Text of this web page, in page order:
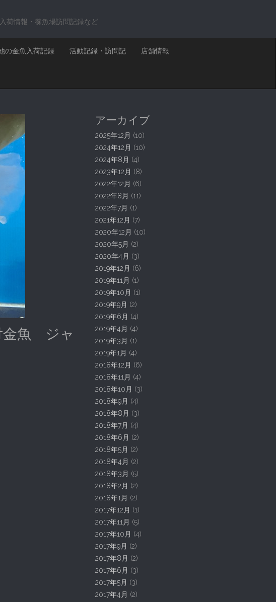
荷情報・養魚場訪問記録など
の金魚入荷記録 活動記録・訪問記 店舗情報
金魚 ジャ
アーカイブ
2025年12月 (10)
2024年12月 (10)
2024年8月 (4)
2023年12月 (8)
2022年12月 (6)
2022年8月 (11)
2022年7月 (1)
2021年12月 (7)
2020年12月 (10)
2020年5月 (2)
2020年4月 (3)
2019年12月 (6)
2019年11月 (1)
2019年10月 (1)
2019年9月 (2)
2019年6月 (4)
2019年4月 (4)
2019年3月 (1)
2019年1月 (4)
2018年12月 (6)
2018年11月 (4)
2018年10月 (3)
2018年9月 (4)
2018年8月 (3)
2018年7月 (4)
2018年6月 (2)
2018年5月 (2)
2018年4月 (2)
2018年3月 (5)
2018年2月 (2)
2018年1月 (2)
2017年12月 (1)
2017年11月 (5)
2017年10月 (4)
2017年9月 (2)
2017年8月 (2)
2017年6月 (3)
2017年5月 (3)
2017年4月 (2)